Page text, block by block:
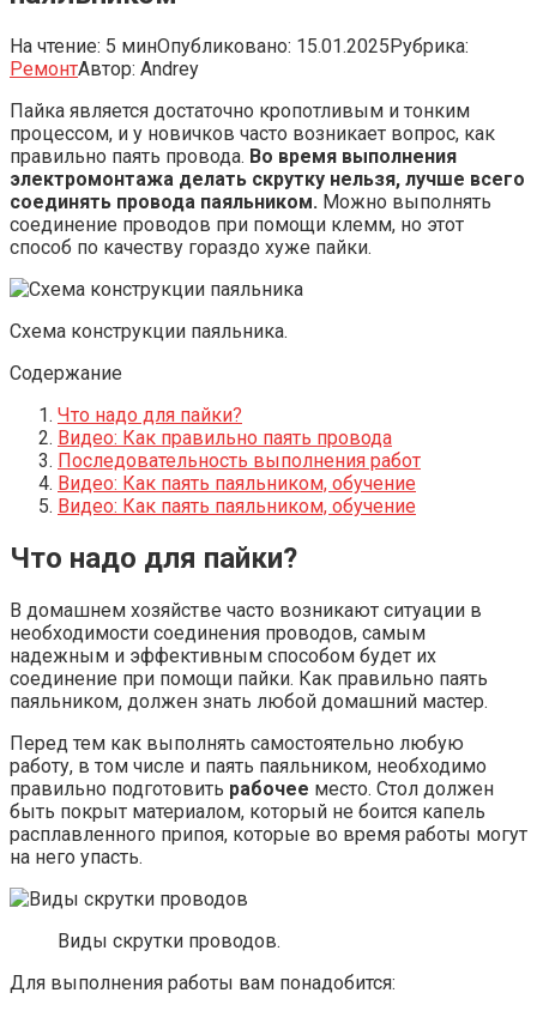
На чтение: 5 минОпубликовано: 15.01.2025Рубрика:
РемонтАвтор: Andrey
Пайка является достаточно кропотливым и тонким
процессом, и у новичков часто возникает вопрос, как
правильно паять провода. Во время выполнения
электромонтажа делать скрутку нельзя, лучше всего
соединять провода паяльником. Можно выполнять
соединение проводов при помощи клемм, но этот
способ по качеству гораздо хуже пайки.
Схема конструкции паяльника.
Содержание
Что надо для пайки?
Видео: Как правильно паять провода
Последовательность выполнения работ
Видео: Как паять паяльником, обучение
Видео: Как паять паяльником, обучение
Что надо для пайки?
В домашнем хозяйстве часто возникают ситуации в
необходимости соединения проводов, самым
надежным и эффективным способом будет их
соединение при помощи пайки. Как правильно паять
паяльником, должен знать любой домашний мастер.
Перед тем как выполнять самостоятельно любую
работу, в том числе и паять паяльником, необходимо
правильно подготовить рабочее место. Стол должен
быть покрыт материалом, который не боится капель
расплавленного припоя, которые во время работы могут
на него упасть.
Виды скрутки проводов.
Для выполнения работы вам понадобится: